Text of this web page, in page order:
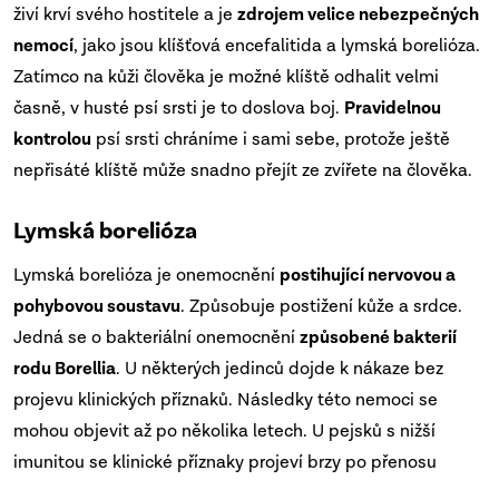
živí krví svého hostitele a je zdrojem velice nebezpečných
nemocí, jako jsou klíšťová encefalitida a lymská borelióza.
Zatímco na kůži člověka je možné klíště odhalit velmi
časně, v husté psí srsti je to doslova boj. Pravidelnou
kontrolou psí srsti chráníme i sami sebe, protože ještě
nepřisáté klíště může snadno přejít ze zvířete na člověka.
Lymská borelióza
Lymská borelióza je onemocnění postihující nervovou a
pohybovou soustavu. Způsobuje postižení kůže a srdce.
Jedná se o bakteriální onemocněnízpůsobené bakterií
rodu Borellia. U některých jedinců dojde k nákaze bez
projevu klinických příznaků. Následky této nemoci se
mohou objevit až po několika letech. U pejsků s nižší
imunitou se klinické příznaky projeví brzy po přenosu